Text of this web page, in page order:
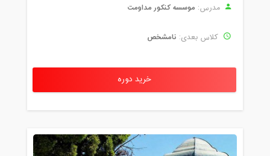
مدرس: موسسه کنکور مداومت
کلاس بعدی: نامشخص
خرید دوره